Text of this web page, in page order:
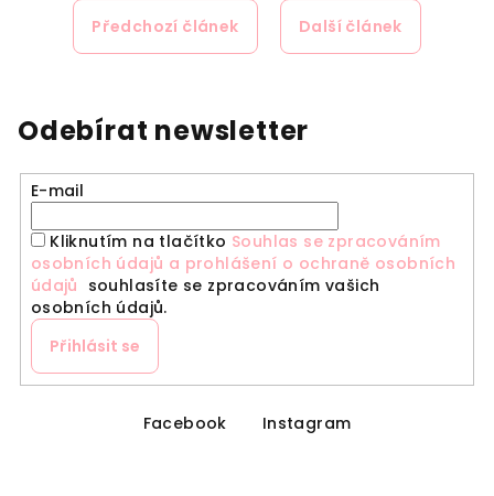
Předchozí článek Další článek
Odebírat newsletter
E-mail
Kliknutím na tlačítko Souhlas se zpracováním
osobních údajů a prohlášení o ochraně osobních
údajů souhlasíte se zpracováním vašich
osobních údajů.
Přihlásit se
Facebook Instagram